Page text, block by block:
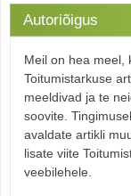
Autoriõigus
Meil on hea meel,
Toitumistarkuse
meeldivad ja te
soovite.
avaldate artikli
lisate viite
veebilehele.